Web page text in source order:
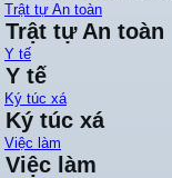
Trật tự An toàn
Trật tự An toàn
Y tế
Y tế
Ký túc xá
Ký túc xá
Việc làm
Việc làm